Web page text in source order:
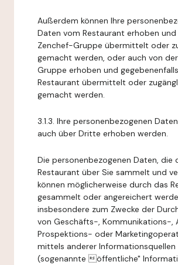
Außerdem können Ihre
Daten vom Restaurant erhoben
Zenchef-Gruppe übermittelt oder
gemacht werden, oder auch von
Gruppe erhoben und
Restaurant übermittelt oder
gemacht werden.
3.1.3. Ihre personenbezogenen
auch über Dritte erhoben werden.
Die personenbezogenen Daten, die
Restaurant über Sie sammelt und
können möglicherweise durch das
gesammelt oder angereichert
insbesondere zum Zwecke der
von Geschäfts-, Kommunikations-,
Prospektions- oder
mittels anderer Informationsquellen
(sogenannte öffentliche"